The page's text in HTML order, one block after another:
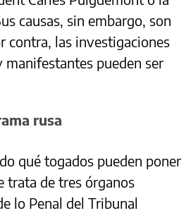
causas, sin embargo, son
contra, las investigaciones
manifestantes pueden ser
rusa
qué togados pueden poner
trata de tres órganos
lo Penal del Tribunal